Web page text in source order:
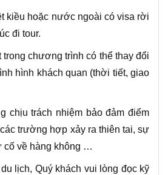
kiều hoặc nước ngoài có visa rời
đi tour.
chương trình có thể thay đổi
hình khách quan (thời tiết, giao
chịu trách nhiệm bảo đảm điểm
trường hợp xảy ra thiên tai, sự
cố về hàng không …
lịch, Quý khách vui lòng đọc kỹ